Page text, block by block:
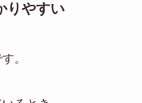
りやすい
。